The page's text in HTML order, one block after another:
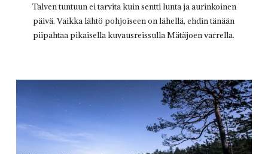
Talven tuntuun ei tarvita kuin sentti lunta ja aurinkoinen
päivä. Vaikka lähtö pohjoiseen on lähellä, ehdin tänään
piipahtaa pikaisella kuvausreissulla Mätäjoen varrella.